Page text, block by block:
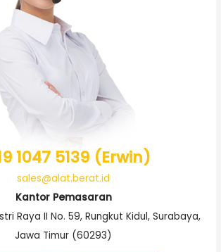
1047 5139 (Erwin)
sales@alat.berat.id
Kantor Pemasaran
Raya II No. 59, Rungkut Kidul, Surabaya,
Jawa Timur (60293)